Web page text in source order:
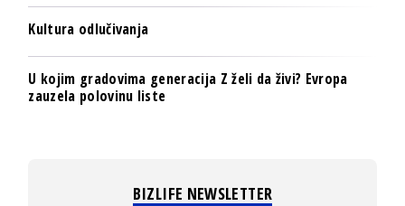
Kultura odlučivanja
U kojim gradovima generacija Z želi da živi? Evropa
zauzela polovinu liste
BIZLIFE NEWSLETTER